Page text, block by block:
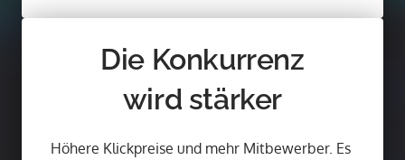
Die Konkurrenz
wird stärker
Höhere Klickpreise und mehr Mitbewerber. Es